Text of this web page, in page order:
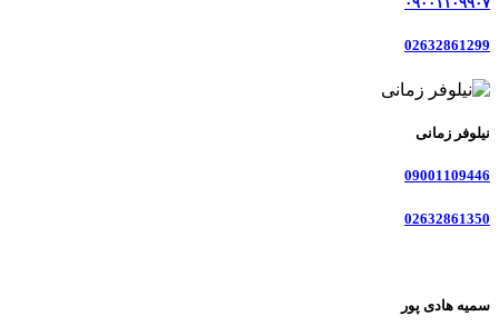
02632861299
نیلوفر زمانی
09001109446
02632861350
سمیه هادی پور